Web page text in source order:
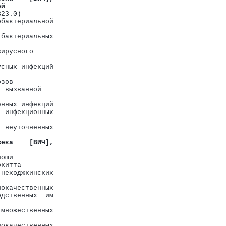
инфекций
вызванной
инфекций
инфекционных
неуточненных
[ВИЧ],
им